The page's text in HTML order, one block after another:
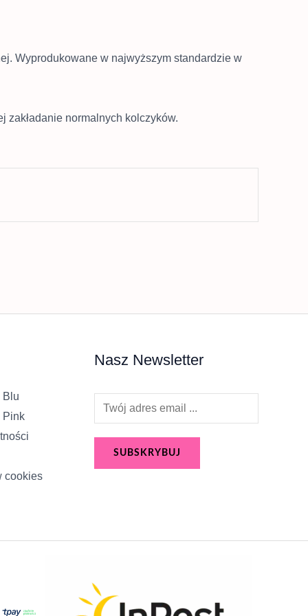
Wyprodukowane w najwyższym standardzie w
zakładanie normalnych kolczyków.
Blu
Pink
cookies
Nasz Newsletter
m
SUBSKRYBUJ